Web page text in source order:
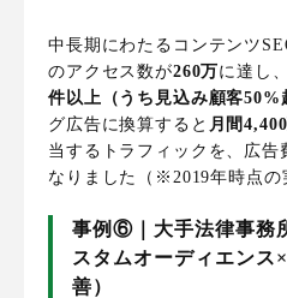
中長期にわたるコンテンツ
のアクセス数が260万に達し、
件以上（うち見込み顧客50%
グ広告に換算すると 月間
当するトラフィックを、広告
なりました（※2019年時点の
事例⑥｜大手法律事務
スタムオーディエンス
善）